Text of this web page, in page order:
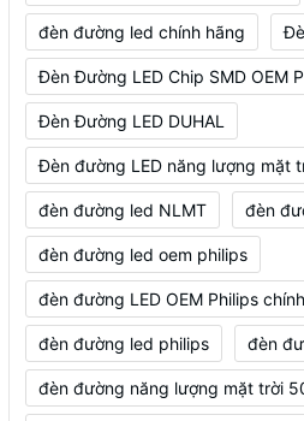
đèn đường led chính hãng
Đèn Đường LED Chip SMD OEM
Đèn Đường LED DUHAL
Đèn đường LED năng lượng mặt
đèn đường led NLMT đèn
đèn đường led oem philips
đèn đường LED OEM Philips
đèn đường led philips đèn
đèn đường năng lượng mặt trời